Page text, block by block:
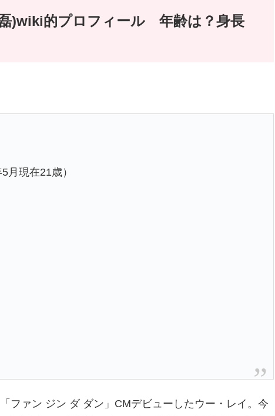
)wiki的プロフィール 年齢は？身長
月現在21歳）
ファン ジン ダ ダン」CMデビューしたウー・レイ。今